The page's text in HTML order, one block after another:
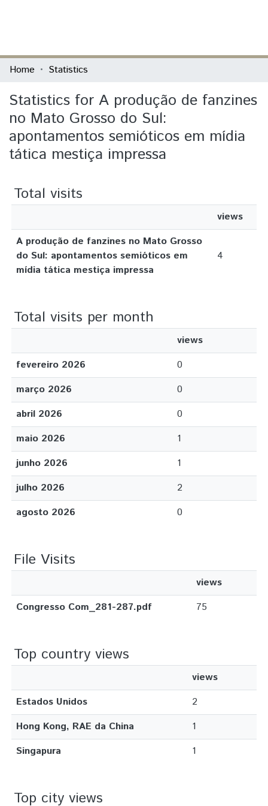
Communities & Collections
All of DSpace
Home Statistics
Statistics for A produção de fanzines
no Mato Grosso do Sul:
apontamentos semióticos em mídia
tática mestiça impressa
Total visits
views
A produção de fanzines no Mato Grosso
do Sul: apontamentos semióticos em
mídia tática mestiça impressa
4
Total visits per month
views
fevereiro 2026
0
março 2026
0
abril 2026
0
maio 2026
1
junho 2026
1
julho 2026
2
agosto 2026
0
File Visits
views
Congresso Com_281-287.pdf
75
Top country views
views
Estados Unidos
2
Hong Kong, RAE da China
1
Singapura
1
Top city views